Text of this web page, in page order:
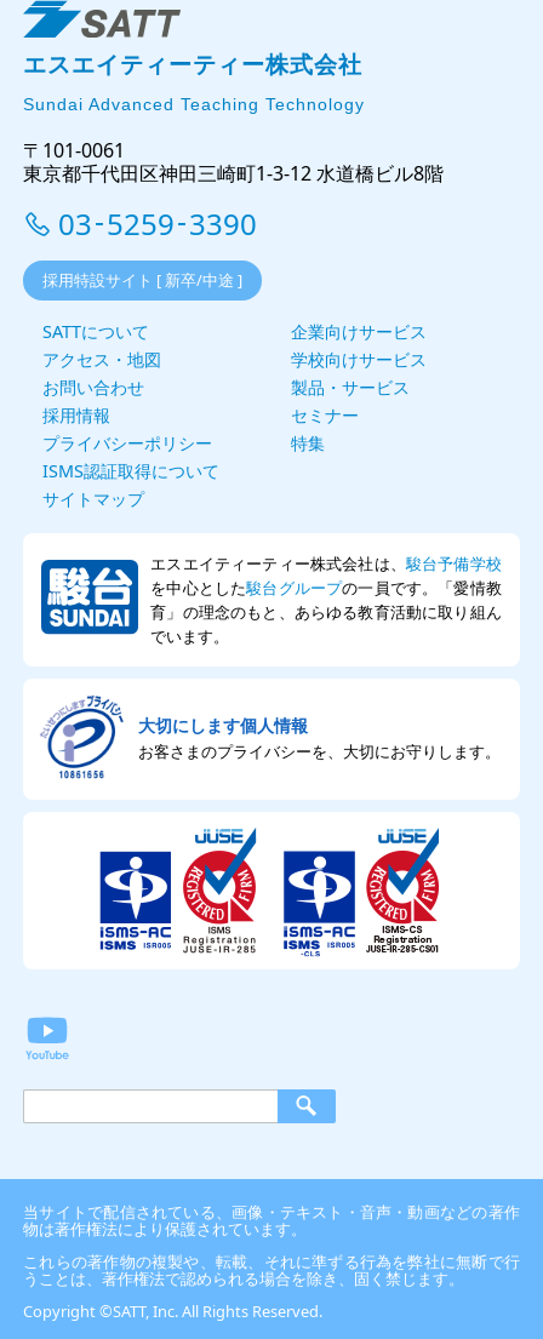
エスエイティーティー株式会社
Sundai Advanced Teaching Technology
〒101-0061
東京都千代田区神田三崎町1-3-12 水道橋ビル8階
03-5259-3390
採用特設サイト [ 新卒/中途 ]
SATTについて
アクセス・地図
お問い合わせ
採用情報
プライバシーポリシー
ISMS認証取得について
サイトマップ
企業向けサービス
学校向けサービス
製品・サービス
セミナー
特集
エスエイティーティー株式会社は、駿台予備学校
を中心とした駿台グループの一員です。「愛情教
育」の理念のもと、あらゆる教育活動に取り組ん
でいます。
大切にします個人情報
お客さまのプライバシーを、大切にお守りします。
当サイトで配信されている、画像・テキスト・音声・動画などの著作
物は著作権法により保護されています。
これらの著作物の複製や、転載、それに準ずる行為を弊社に無断で行
うことは、著作権法で認められる場合を除き、固く禁じます。
Copyright ©SATT, Inc. All Rights Reserved.